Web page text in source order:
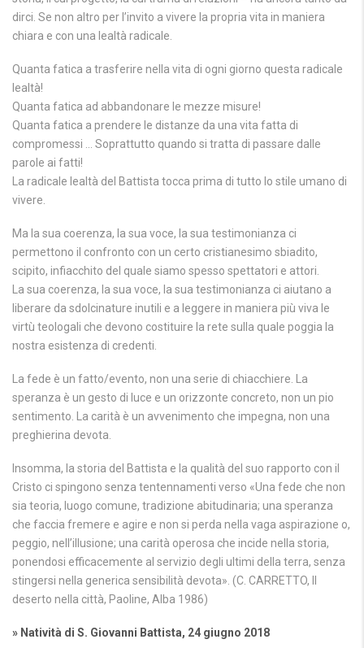
dirci. Se non altro per l’invito a vivere la propria vita in maniera
chiara e con una lealtà radicale.
Quanta fatica a trasferire nella vita di ogni giorno questa radicale
lealtà!
Quanta fatica ad abbandonare le mezze misure!
Quanta fatica a prendere le distanze da una vita fatta di
compromessi … Soprattutto quando si tratta di passare dalle
parole ai fatti!
La radicale lealtà del Battista tocca prima di tutto lo stile umano di
vivere.
Ma la sua coerenza, la sua voce, la sua testimonianza ci
permettono il confronto con un certo cristianesimo sbiadito,
scipito, infiacchito del quale siamo spesso spettatori e attori.
La sua coerenza, la sua voce, la sua testimonianza ci aiutano a
liberare da sdolcinature inutili e a leggere in maniera più viva le
virtù teologali che devono costituire la rete sulla quale poggia la
nostra esistenza di credenti.
La fede è un fatto/evento, non una serie di chiacchiere. La
speranza è un gesto di luce e un orizzonte concreto, non un pio
sentimento. La carità è un avvenimento che impegna, non una
preghierina devota.
Insomma, la storia del Battista e la qualità del suo rapporto con il
Cristo ci spingono senza tentennamenti verso «Una fede che non
sia teoria, luogo comune, tradizione abitudinaria; una speranza
che faccia fremere e agire e non si perda nella vaga aspirazione o,
peggio, nell’illusione; una carità operosa che incide nella storia,
ponendosi efficacemente al servizio degli ultimi della terra, senza
stingersi nella generica sensibilità devota». (C. CARRETTO, Il
deserto nella città, Paoline, Alba 1986)
» Natività di S. Giovanni Battista, 24 giugno 2018